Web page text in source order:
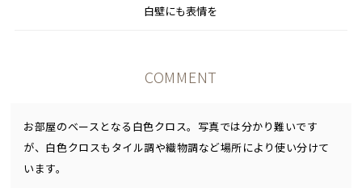
白壁にも表情を
COMMENT
お部屋のベースとなる白色クロス。写真では分かり難いです
が、白色クロスもタイル調や織物調など場所により使い分けて
います。